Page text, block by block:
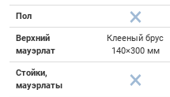
Пол
Верхний
мауэрлат
Клееный брус
140×300 мм
Стойки,
мауэрлаты